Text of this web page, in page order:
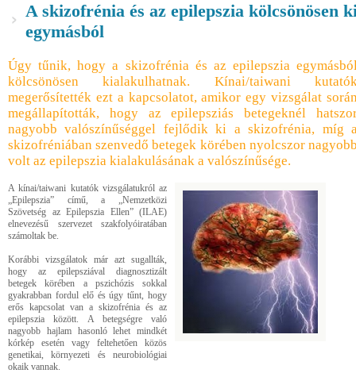
A skizofrénia és az epilepszia kölcsönösen
egymásból
Úgy tűnik, hogy a skizofrénia és az epilepszia
kölcsönösen kialakulhatnak. Kínai/taiwani
megerősítették ezt a kapcsolatot, amikor egy vizsgálat
megállapították, hogy az epilepsziás betegeknél
nagyobb valószínűséggel fejlődik ki a skizofrénia, míg
skizofréniában szenvedő betegek körében nyolcszor
volt az epilepszia kialakulásának a valószínűsége.
A kínai/taiwani kutatók vizsgálatukról az
„Epilepszia” című, a „Nemzetközi
Szövetség az Epilepszia Ellen” (ILAE)
elnevezésű szervezet szakfolyóiratában
számoltak be.
Korábbi vizsgálatok már azt sugallták,
hogy az epilepsziával diagnosztizált
betegek körében a pszichózis sokkal
gyakrabban fordul elő és úgy tűnt, hogy
erős kapcsolat van a skizofrénia és az
epilepszia között. A betegségre való
nagyobb hajlam hasonló lehet mindkét
kórkép esetén vagy feltehetően közös
genetikai, környezeti és neurobiológiai
okaik vannak.